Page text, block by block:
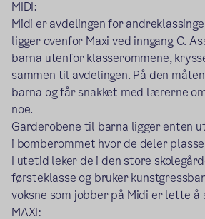
MIDI:
Midi er avdelingen for
ligger ovenfor Maxi ved inngang C.
barna utenfor klasserommene,
sammen til avdelingen. På den
barna og får snakket med lærerne
noe.
Garderobene til barna ligger enten
i bomberommet hvor de deler
I utetid leker de i den store
førsteklasse og bruker
voksne som jobber på Midi er lette å
MAXI: